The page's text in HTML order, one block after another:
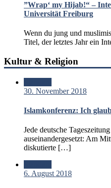
”Wrap‘ my Hijab!“ –
Universität Freiburg
Wenn du jung und
Titel, der letztes Jahr ein
Kultur & Religion
30. November 2018
Islamkonferenz: Ich
Jede deutsche
auseinandergesetzt: Am
diskutierte […]
6. August 2018